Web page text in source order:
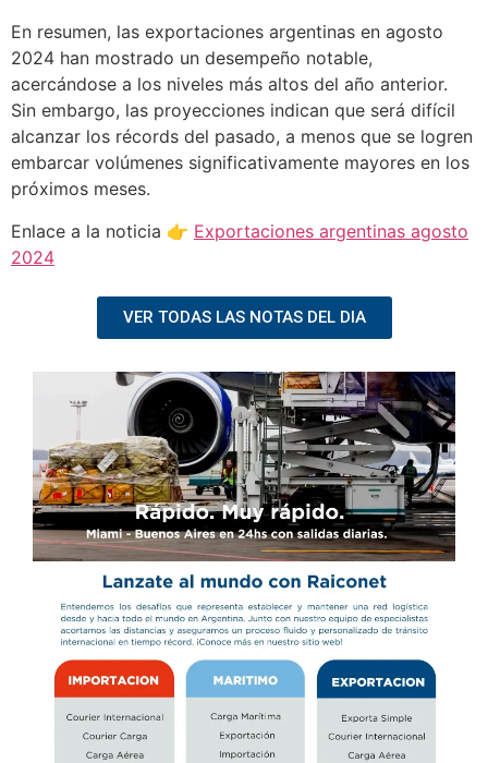
En resumen, las exportaciones argentinas en agosto
2024 han mostrado un desempeño notable,
acercándose a los niveles más altos del año anterior.
Sin embargo, las proyecciones indican que será difícil
alcanzar los récords del pasado, a menos que se logren
embarcar volúmenes significativamente mayores en los
próximos meses.
Enlace a la noticia 👉 Exportaciones argentinas agosto
2024
VER TODAS LAS NOTAS DEL DIA